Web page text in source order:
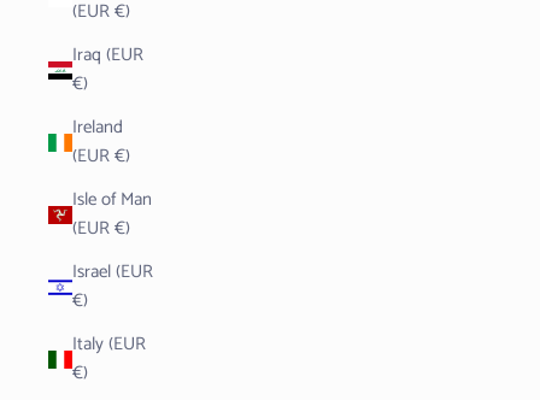
(EUR €)
Iraq (EUR
€)
Ireland
(EUR €)
Isle of Man
(EUR €)
Israel (EUR
€)
Italy (EUR
€)